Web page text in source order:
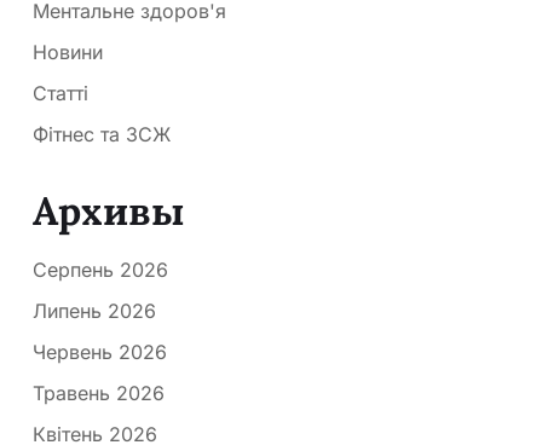
Ментальне здоров'я
Новини
Статті
Фітнес та ЗСЖ
Архивы
Серпень 2026
Липень 2026
Червень 2026
Травень 2026
Квітень 2026